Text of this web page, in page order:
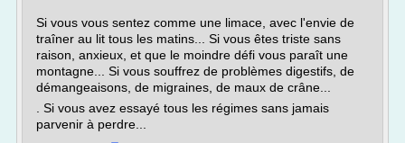
Si vous vous sentez comme une limace, avec l'envie de
traîner au lit tous les matins... Si vous êtes triste sans
raison, anxieux, et que le moindre défi vous paraît une
montagne... Si vous souffrez de problèmes digestifs, de
démangeaisons, de migraines, de maux de crâne...
. Si vous avez essayé tous les régimes sans jamais
parvenir à perdre...